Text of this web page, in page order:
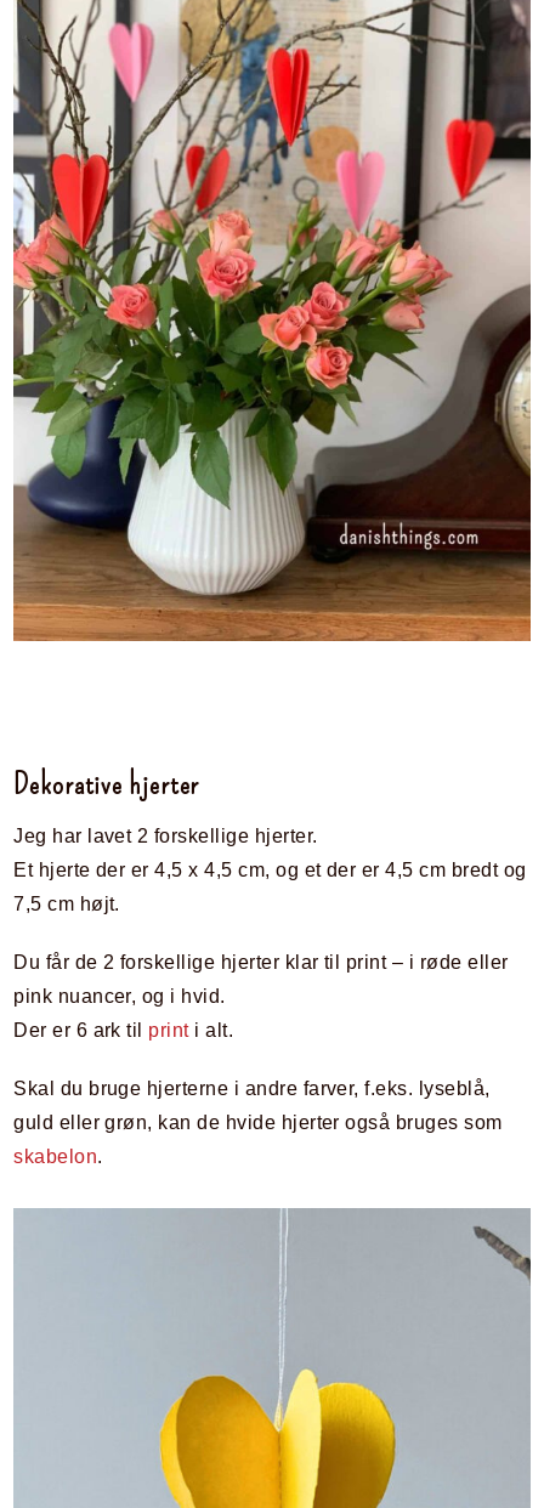
Dekorative hjerter
Jeg har lavet 2 forskellige hjerter.
Et hjerte der er 4,5 x 4,5 cm, og et der er 4,5 cm bredt og
7,5 cm højt.
Du får de 2 forskellige hjerter klar til print – i røde eller
pink nuancer, og i hvid.
Der er 6 ark til printi alt.
Skal du bruge hjerterne i andre farver, f.eks. lyseblå,
guld eller grøn, kan de hvide hjerter også bruges som
skabelon.